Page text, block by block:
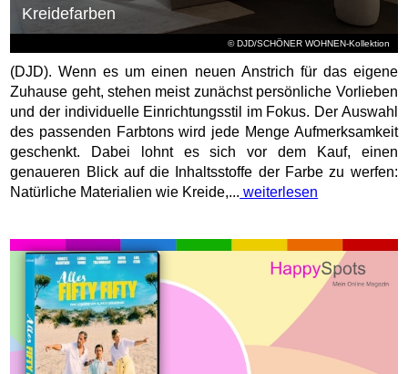
© DJD/SCHÖNER WOHNEN-Kollektion
Kreidefarben
(DJD). Wenn es um einen neuen Anstrich für das eigene
Zuhause geht, stehen meist zunächst persönliche Vorlieben
und der individuelle Einrichtungsstil im Fokus. Der Auswahl
des passenden Farbtons wird jede Menge Aufmerksamkeit
geschenkt. Dabei lohnt es sich vor dem Kauf, einen
genaueren Blick auf die Inhaltsstoffe der Farbe zu werfen:
Natürliche Materialien wie Kreide,... weiterlesen